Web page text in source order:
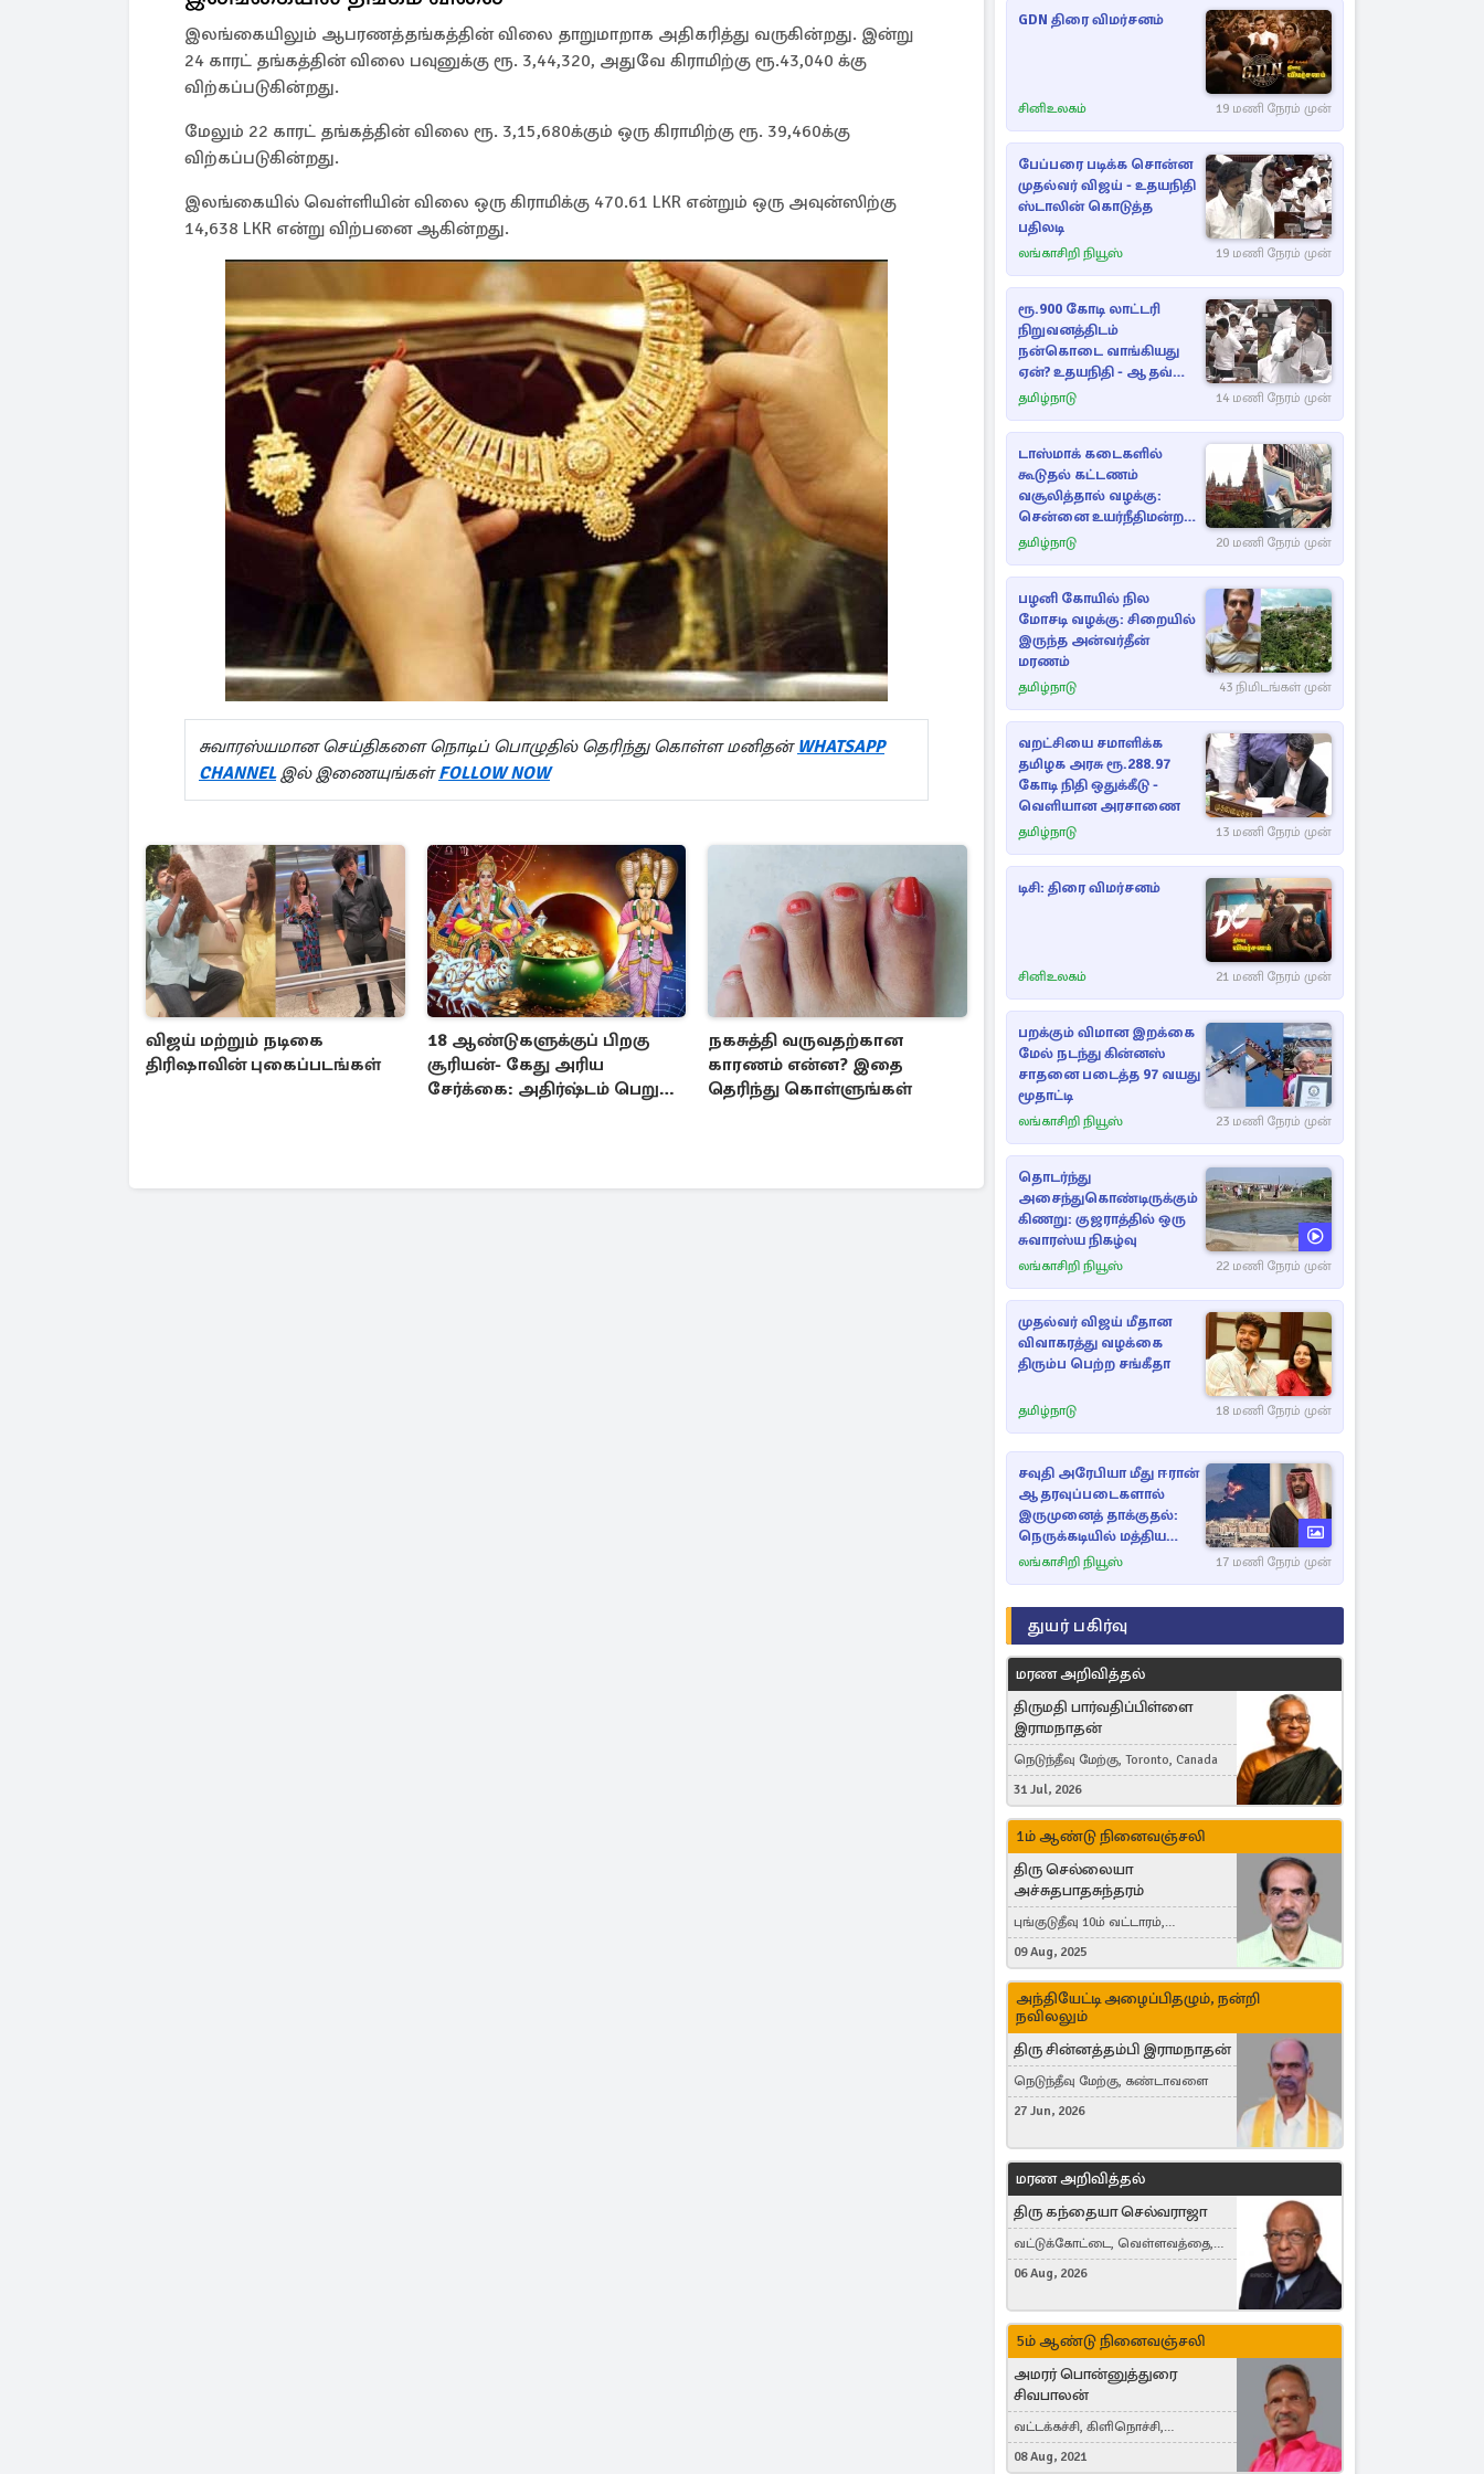
இலங்கையிலும் ஆபரணத்தங்கத்தின் விலை தாறுமாறாக அதிகரித்து வருகின்றது. இன்று
24 காரட் தங்கத்தின் விலை பவுனுக்கு ரூ. 3,44,320, அதுவே கிராமிற்கு ரூ.43,040 க்கு
விற்கப்படுகின்றது.
மேலும் 22 காரட் தங்கத்தின் விலை ரூ. 3,15,680க்கும் ஒரு கிராமிற்கு ரூ. 39,460க்கு
விற்கப்படுகின்றது.
இலங்கையில் வெள்ளியின் விலை ஒரு கிராமிக்கு 470.61 LKR என்றும் ஒரு அவுன்ஸிற்கு
14,638 LKR என்று விற்பனை ஆகின்றது.
சுவாரஸ்யமான செய்திகளை நொடிப் பொழுதில் தெரிந்து கொள்ள மனிதன் WHATSAPP
CHANNELஇல் இணையுங்கள்FOLLOW NOW
விஜய் மற்றும் நடிகை
திரிஷாவின் புகைப்படங்கள்
18 ஆண்டுகளுக்குப் பிறகு
சூரியன்- கேது அரிய
சேர்க்கை: அதிர்ஷ்டம் பெறும்
நகசுத்தி வருவதற்கான
காரணம் என்ன? இதை
தெரிந்து கொள்ளுங்கள்
GDN திரை விமர்சனம்
சினிஉலகம் 19 மணி நேரம் முன்
பேப்பரை படிக்க சொன்ன
முதல்வர் விஜய் - உதயநிதி
ஸ்டாலின் கொடுத்த
பதிலடி
லங்காசிறி நியூஸ் 19 மணி நேரம் முன்
ரூ.900 கோடி லாட்டரி
நிறுவனத்திடம்
நன்கொடை வாங்கியது
ஏன்? உதயநிதி - ஆதவ்
விவாதம்
தமிழ்நாடு 14 மணி நேரம் முன்
டாஸ்மாக் கடைகளில்
கூடுதல் கட்டணம்
வசூலித்தால் வழக்கு:
சென்னை உயர்நீதிமன்றம்
உத்தரவு
தமிழ்நாடு 20 மணி நேரம் முன்
பழனி கோயில் நில
மோசடி வழக்கு: சிறையில்
இருந்த அன்வர்தீன்
மரணம்
தமிழ்நாடு 43 நிமிடங்கள் முன்
வறட்சியை சமாளிக்க
தமிழக அரசு ரூ.288.97
கோடி நிதி ஒதுக்கீடு -
வெளியான அரசாணை
தமிழ்நாடு 13 மணி நேரம் முன்
டிசி: திரை விமர்சனம்
சினிஉலகம் 21 மணி நேரம் முன்
பறக்கும் விமான இறக்கை
மேல் நடந்து கின்னஸ்
சாதனை படைத்த 97 வயது
மூதாட்டி
லங்காசிறி நியூஸ் 23 மணி நேரம் முன்
தொடர்ந்து
அசைந்துகொண்டிருக்கும்
கிணறு: குஜராத்தில் ஒரு
சுவாரஸ்ய நிகழ்வு
லங்காசிறி நியூஸ் 22 மணி நேரம் முன்
முதல்வர் விஜய் மீதான
விவாகரத்து வழக்கை
திரும்ப பெற்ற சங்கீதா
தமிழ்நாடு 18 மணி நேரம் முன்
சவுதி அரேபியா மீது ஈரான்
ஆதரவுப்படைகளால்
இருமுனைத் தாக்குதல்:
நெருக்கடியில் மத்திய
கிழக்கு
லங்காசிறி நியூஸ் 17 மணி நேரம் முன்
துயர் பகிர்வு
மரண அறிவித்தல்
திருமதி பார்வதிப்பிள்ளை
இராமநாதன்
நெடுந்தீவு மேற்கு, Toronto, Canada
31 Jul, 2026
1ம் ஆண்டு நினைவஞ்சலி
திரு செல்லையா
அச்சுதபாதசுந்தரம்
புங்குடுதீவு 10ம் வட்டாரம்,
கொள்ளுப்பிட்டி
09 Aug, 2025
அந்தியேட்டி அழைப்பிதழும், நன்றி
நவிலலும்
திரு சின்னத்தம்பி இராமநாதன்
நெடுந்தீவு மேற்கு, கண்டாவளை
27 Jun, 2026
மரண அறிவித்தல்
திரு கந்தையா செல்வராஜா
வட்டுக்கோட்டை, வெள்ளவத்தை,
Toronto, Canada
06 Aug, 2026
5ம் ஆண்டு நினைவஞ்சலி
அமரர் பொன்னுத்துரை
சிவபாலன்
வட்டக்கச்சி, கிளிநொச்சி,
வட்டக்கச்சி இராமநாதபுரம்
08 Aug, 2021